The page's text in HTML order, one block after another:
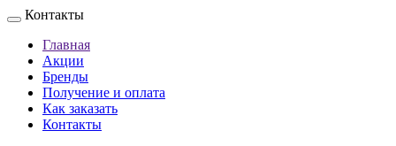
Контакты
Главная
Акции
Бренды
Получение и оплата
Как заказать
Контакты